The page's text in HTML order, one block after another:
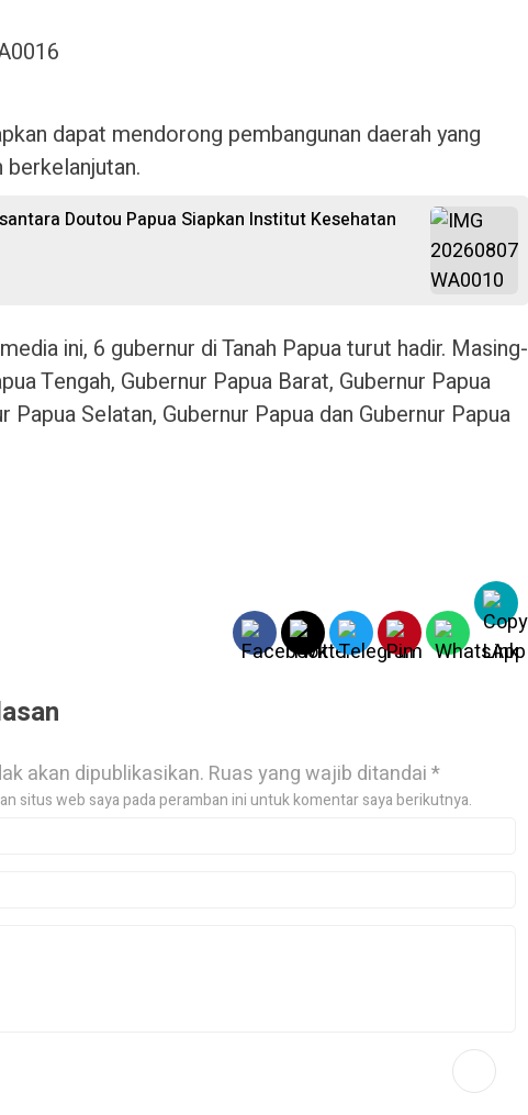
dapat mendorong pembangunan daerah yang
Doutou Papua Siapkan Institut Kesehatan
ini, 6 gubernur di Tanah Papua turut hadir. Masing-
Tengah, Gubernur Papua Barat, Gubernur Papua
Papua Selatan, Gubernur Papua dan Gubernur Papua
akan dipublikasikan. Ruas yang wajib ditandai*
situs web saya pada peramban ini untuk komentar saya berikutnya.